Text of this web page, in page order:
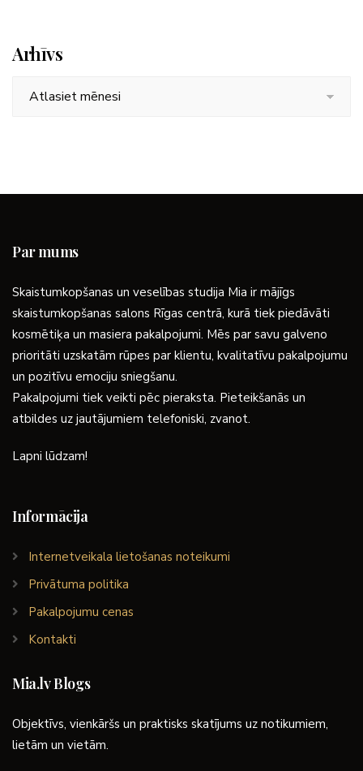
Arhīvs
Par mums
Skaistumkopšanas un veselības studija Mia ir mājīgs
skaistumkopšanas salons Rīgas centrā, kurā tiek piedāvāti
kosmētiķa un masiera pakalpojumi. Mēs par savu galveno
prioritāti uzskatām rūpes par klientu, kvalitatīvu pakalpojumu
un pozitīvu emociju sniegšanu.
Pakalpojumi tiek veikti pēc pieraksta. Pieteikšanās un
atbildes uz jautājumiem telefoniski, zvanot.
Lapni lūdzam!
Informācija
Internetveikala lietošanas noteikumi
Privātuma politika
Pakalpojumu cenas
Kontakti
Mia.lv Blogs
Objektīvs, vienkāršs un praktisks skatījums uz notikumiem,
lietām un vietām.